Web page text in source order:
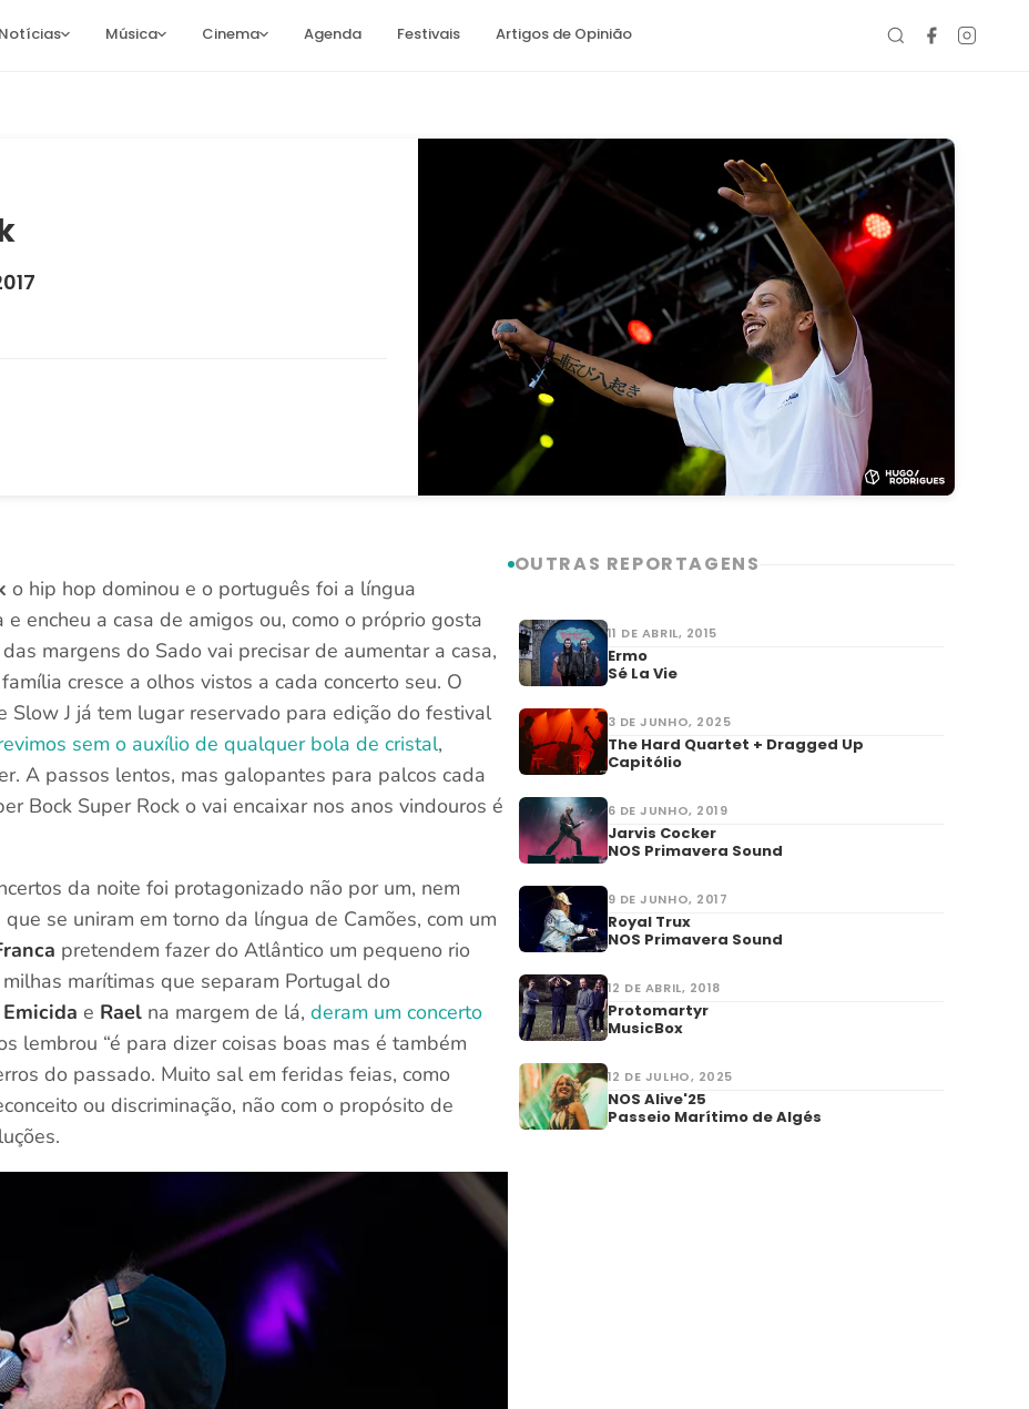
Notícias Música Cinema Agenda Festivais Artigos de Opinião
o hip hop dominou e o português foi a língua
encheu a casa de amigos ou, como o próprio gosta
margens do Sado vai precisar de aumentar a casa,
cresce a olhos vistos a cada concerto seu. O
Slow J já tem lugar reservado para edição do festival
sem o auxílio de qualquer bola de cristal,
A passos lentos, mas galopantes para palcos cada
Bock Super Rock o vai encaixar nos anos vindouros é
da noite foi protagonizado não por um, nem
se uniram em torno da língua de Camões, com um
pretendem fazer do Atlântico um pequeno rio
marítimas que separam Portugal do
Emicida e Rael na margem de lá,deram um concerto
lembrou “é para dizer coisas boas mas é também
do passado. Muito sal em feridas feias, como
ou discriminação, não com o propósito de
OUTRAS REPORTAGENS
11 DE ABRIL, 2015
Ermo
Sé La Vie
3 DE JUNHO, 2025
The Hard Quartet + Dragged Up
Capitólio
6 DE JUNHO, 2019
Jarvis Cocker
NOS Primavera Sound
9 DE JUNHO, 2017
Royal Trux
NOS Primavera Sound
12 DE ABRIL, 2018
Protomartyr
MusicBox
12 DE JULHO, 2025
NOS Alive'25
Passeio Marítimo de Algés